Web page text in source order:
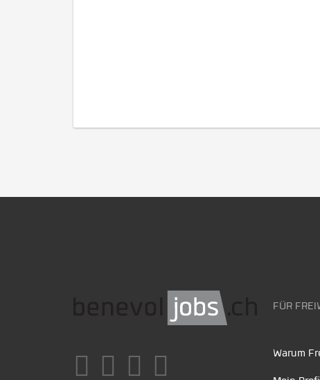
FÜR
Warum